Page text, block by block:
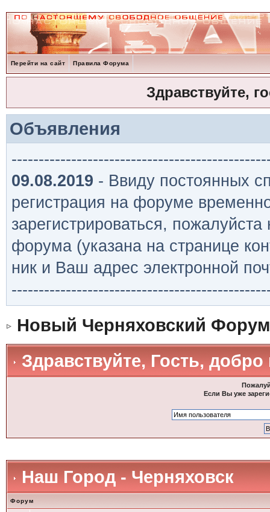
Перейти на сайт Правила Форума
Здравствуйте,
Объявления
09.08.2019 - Ввиду постоянных
регистрация на форуме
зарегистрироваться,
форума (указана на странице
ник и Ваш адрес электронной
Новый Черняховский Форум
Здравствуйте, Гость,
Если Вы уже
Наш Город - Черняховск
Форум